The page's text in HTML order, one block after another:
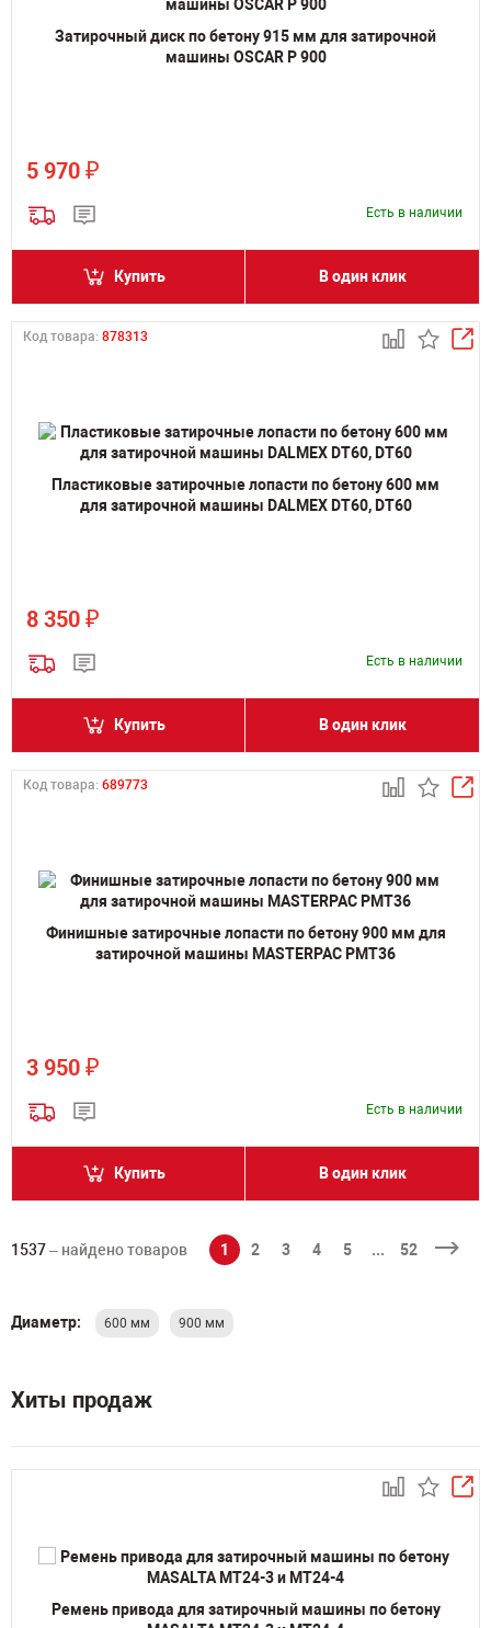
Затирочный диск по бетону 915 мм для затирочной
машины OSCAR P 900
5 970 ₽
Есть в наличии
Купить В один клик
Код товара: 878313
Пластиковые затирочные лопасти по бетону 600 мм
для затирочной машины DALMEX DT60, DT60
8 350 ₽
Есть в наличии
Купить В один клик
Код товара: 689773
Финишные затирочные лопасти по бетону 900 мм для
затирочной машины MASTERPAC PMT36
3 950 ₽
Есть в наличии
Купить В один клик
1537– найдено товаров 1 2 3 4 5 ... 52
Диаметр: 600 мм 900 мм
Хиты продаж
Ремень привода для затирочный машины по бетону